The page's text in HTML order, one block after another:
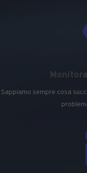
Sappiamo sempre cosa